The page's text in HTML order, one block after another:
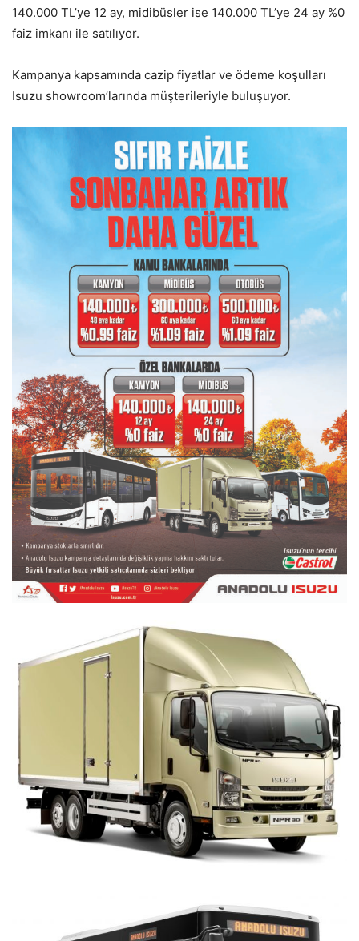
140.000 TL’ye 12 ay, midibüsler ise 140.000 TL’ye 24 ay %0
faiz imkanı ile satılıyor.
Kampanya kapsamında cazip fiyatlar ve ödeme koşulları
Isuzu showroom’larında müşterileriyle buluşuyor.